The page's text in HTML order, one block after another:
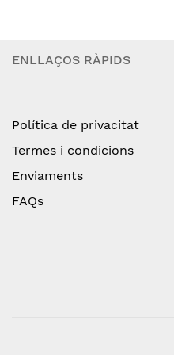
ENLLAÇOS RÀPIDS
Política de privacitat
Termes i condicions
Enviaments
FAQs